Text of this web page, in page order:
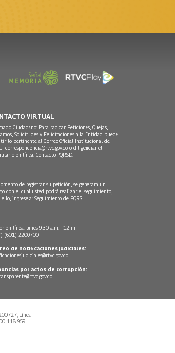
VIRTUAL
Ciudadano: Para radicar Peticiones, Quejas,
Solicitudes y Felicitaciones a la Entidad puede
lo pertinente al Correo Oficial Institucional de
correspondencia@rtvc.gov.co o diligenciar el
en línea: Contacto PQRSD.
de registrar su petición, se generará un
con el cual usted podrá realizar el seguimiento,
ello, ingrese a: Seguimiento de PQRS
en línea: lunes 9:30 a.m. - 12 m
(601) 2200700
de notificaciones judiciales:
por actos de corrupción:
Línea
118 959.